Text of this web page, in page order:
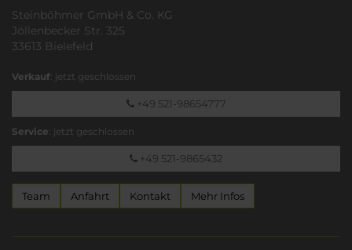
Steinböhmer GmbH & Co. KG
Jöllenbecker Str. 325
33613 Bielefeld
Verkauf: jetzt geschlossen
+49 521-98654777
Service: jetzt geschlossen
+49 521-9865432
Team Anfahrt Kontakt Mehr Infos